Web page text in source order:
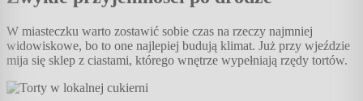
W miasteczku warto zostawić sobie czas na rzeczy najmniej
widowiskowe, bo to one najlepiej budują klimat. Już przy wjeździe
mija się sklep z ciastami, którego wnętrze wypełniają rzędy tortów.